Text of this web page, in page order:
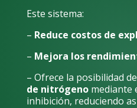
Este sistema:
– Reduce costos de
– Mejora los
– Ofrece la posibilidad de
de nitrógenomediante
inhibición, reduciendo